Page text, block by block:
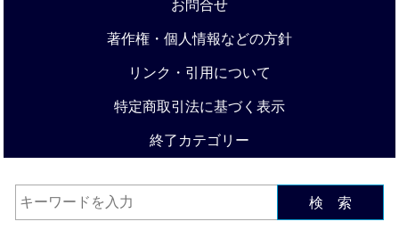
お問合せ
著作権・個人情報などの方針
リンク・引用について
特定商取引法に基づく表示
終了カテゴリー
検 索